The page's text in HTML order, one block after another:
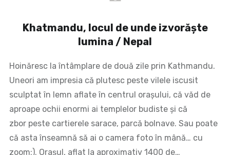
Khatmandu, locul de unde izvorăște
lumina / Nepal
Hoinăresc la întâmplare de două zile prin Kathmandu.
Uneori am impresia că plutesc peste vilele iscusit
sculptat în lemn aflate în centrul orașului, că văd de
aproape ochii enormi ai templelor budiste și că
zbor peste cartierele sarace, parcă bolnave. Sau poate
că asta înseamnă să ai o camera foto în mână… cu
zoom:). Orașul, aflat la aproximativ 1400 de…